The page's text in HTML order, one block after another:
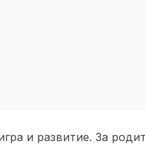
и развитие. За